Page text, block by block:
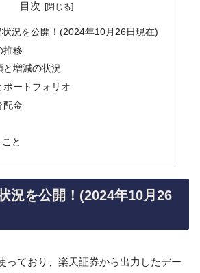
目次
状況を公開！(2024年10月26日現在)
推移
と増減の状況
ポートフォリオ
配金
と
況を公開！(2024年10月26
っており、楽天証券から出力したデー